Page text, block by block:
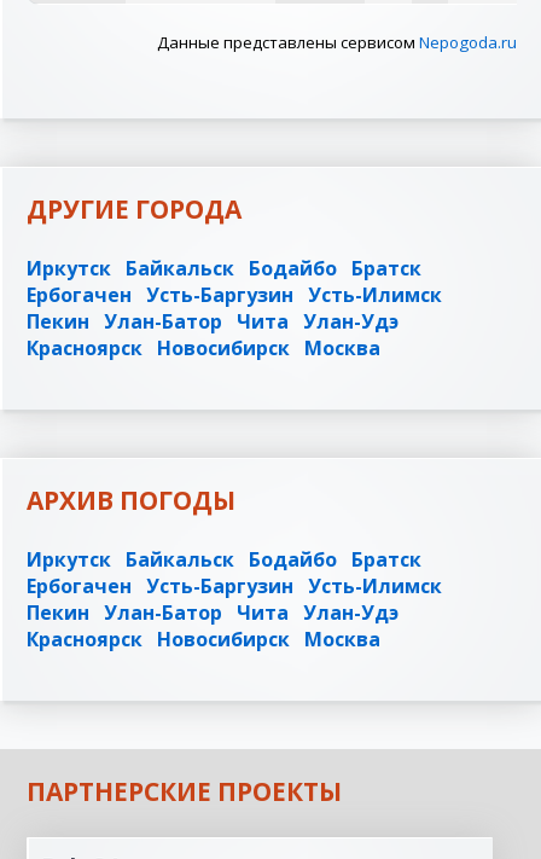
Данные представлены сервисом Nepogoda.ru
ДРУГИЕ ГОРОДА
Иркутск Байкальск Бодайбо Братск
Ербогачен Усть-Баргузин Усть-Илимск
Пекин Улан-Батор Чита Улан-Удэ
Красноярск Новосибирск Москва
АРХИВ ПОГОДЫ
Иркутск Байкальск Бодайбо Братск
Ербогачен Усть-Баргузин Усть-Илимск
Пекин Улан-Батор Чита Улан-Удэ
Красноярск Новосибирск Москва
ПАРТНЕРСКИЕ ПРОЕКТЫ